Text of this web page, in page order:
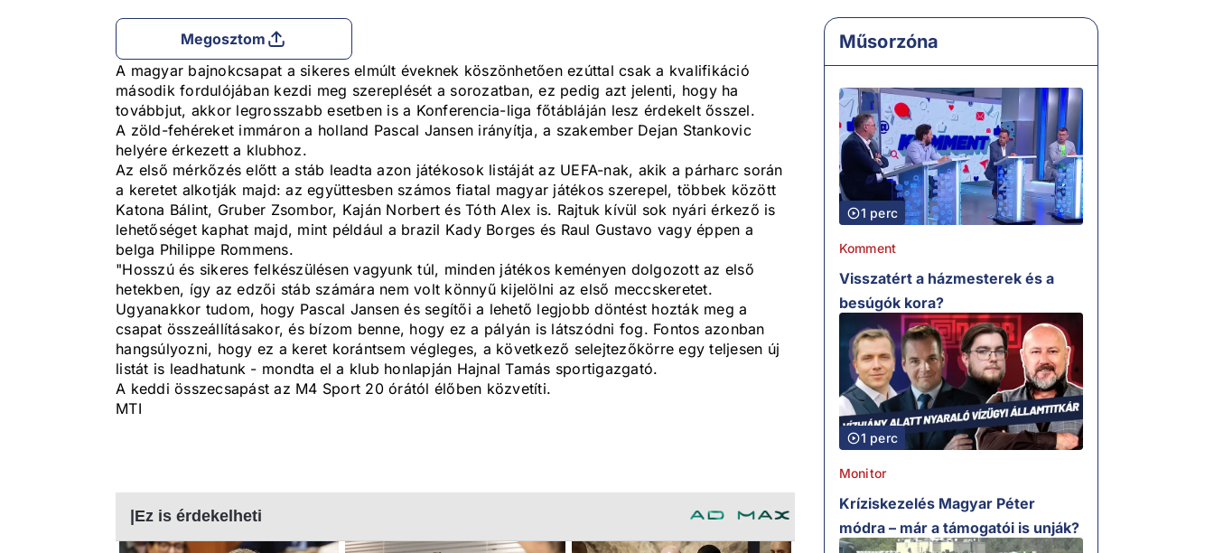
Megosztom
A magyar bajnokcsapat a sikeres elmúlt éveknek köszönhetően ezúttal csak a kvalifikáció
második fordulójában kezdi meg szereplését a sorozatban, ez pedig azt jelenti, hogy ha
továbbjut, akkor legrosszabb esetben is a Konferencia-liga főtábláján lesz érdekelt ősszel.
A zöld-fehéreket immáron a holland Pascal Jansen irányítja, a szakember Dejan Stankovic
helyére érkezett a klubhoz.
Az első mérkőzés előtt a stáb leadta azon játékosok listáját az UEFA-nak, akik a párharc során
a keretet alkotják majd: az együttesben számos fiatal magyar játékos szerepel, többek között
Katona Bálint, Gruber Zsombor, Kaján Norbert és Tóth Alex is. Rajtuk kívül sok nyári érkező is
lehetőséget kaphat majd, mint például a brazil Kady Borges és Raul Gustavo vagy éppen a
belga Philippe Rommens.
"Hosszú és sikeres felkészülésen vagyunk túl, minden játékos keményen dolgozott az első
hetekben, így az edzői stáb számára nem volt könnyű kijelölni az első meccskeretet.
Ugyanakkor tudom, hogy Pascal Jansen és segítői a lehető legjobb döntést hozták meg a
csapat összeállításakor, és bízom benne, hogy ez a pályán is látszódni fog. Fontos azonban
hangsúlyozni, hogy ez a keret korántsem végleges, a következő selejtezőkörre egy teljesen új
listát is leadhatunk - mondta el a klub honlapján Hajnal Tamás sportigazgató.
A keddi összecsapást az M4 Sport 20 órától élőben közvetíti.
MTI
Műsorzóna
1 perc
Komment
Visszatért a házmesterek és a
besúgók kora?
1 perc
Monitor
Kríziskezelés Magyar Péter
módra – már a támogatói is unják?